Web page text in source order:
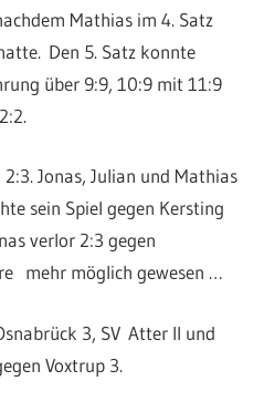
Mathias im 4. Satz
Den 5. Satz konnte
über 9:9, 10:9 mit 11:9
Jonas, Julian und Mathias
sein Spiel gegen Kersting
verlor 2:3 gegen
mehr möglich gewesen …
3, SV Atter II und
Voxtrup 3.